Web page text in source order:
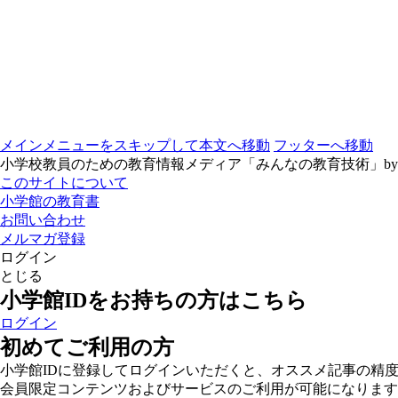
メインメニューをスキップして本文へ移動 フッターへ移動
小学校教員のための教育情報メディア「みんなの教育技術」
このサイトについて
小学館の教育書
お問い合わせ
メルマガ登録
ログイン
とじる
小学館IDをお持ちの方はこちら
ログイン
初めてご利用の方
小学館IDに登録してログインいただくと、オススメ記事の精
会員限定コンテンツおよびサービスのご利用が可能になりま